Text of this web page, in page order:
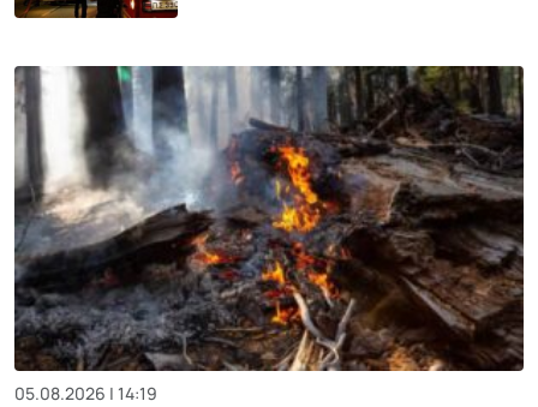
05.08.2026 | 14:19